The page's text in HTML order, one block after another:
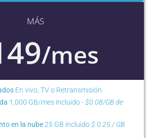
MÁS
/mes
En vivo, TV o Retransmisión
1,000 GB/mes incluido -$0.08/GB de
en la nube25 GB incluido$ 0.25 / GB